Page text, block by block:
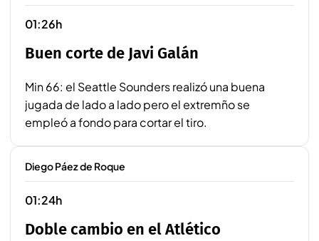
01:26h
Buen corte de Javi Galán
Min 66: el Seattle Sounders realizó una buena
jugada de lado a lado pero el extremño se
empleó a fondo para cortar el tiro.
Diego Páez de Roque
01:24h
Doble cambio en el Atlético